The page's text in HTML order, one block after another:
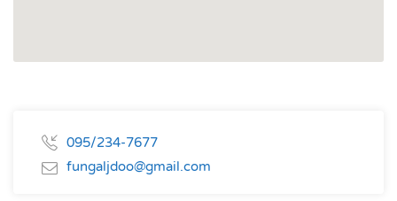
095/234-7677
fungaljdoo@gmail.com